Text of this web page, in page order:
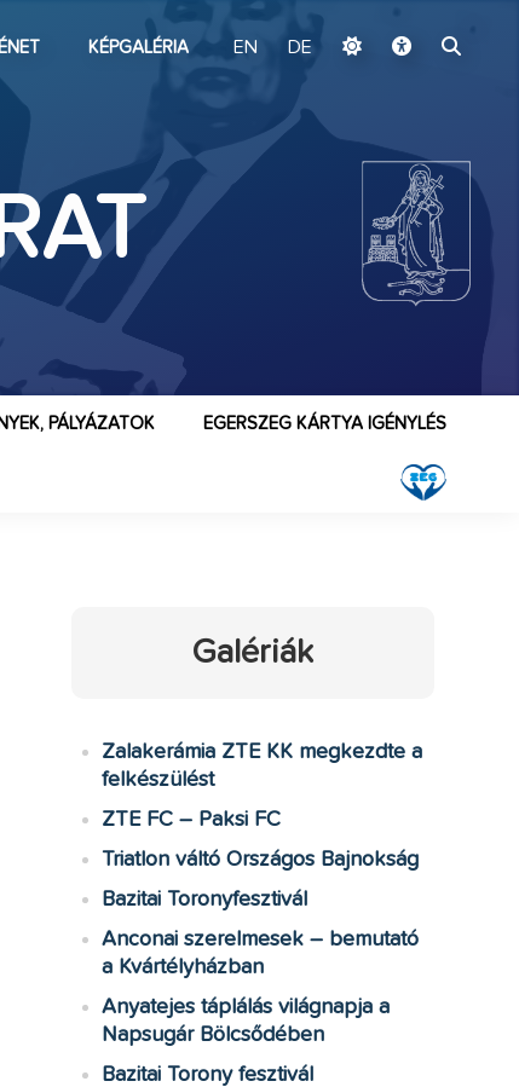
KÉPGALÉRIA EN DE
EGERSZEG KÁRTYA IGÉNYLÉS
PÁLYÁZATOK
Galériák
Zalakerámia ZTE KK megkezdte a
felkészülést
ZTE FC – Paksi FC
Triatlon váltó Országos Bajnokság
Bazitai Toronyfesztivál
Anconai szerelmesek – bemutató
a Kvártélyházban
Anyatejes táplálás világnapja a
Napsugár Bölcsődében
Bazitai Torony fesztivál